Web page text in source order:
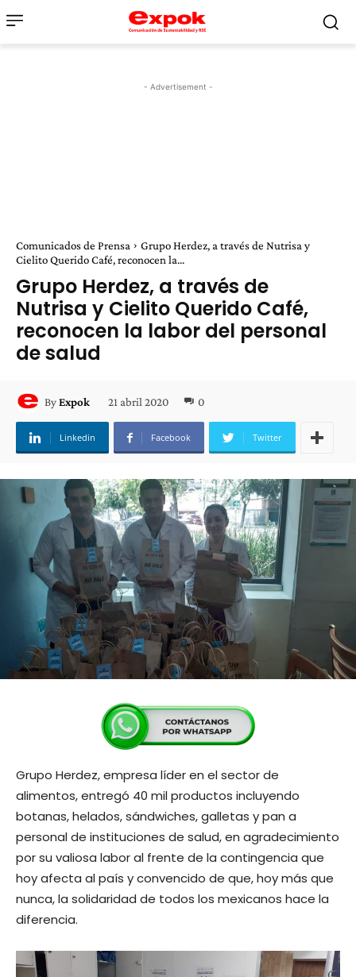
- Advertisement -
Comunicados de Prensa
Grupo Herdez, a través de Nutrisa y
Cielito Querido Café, reconocen la...
Grupo Herdez, a través de
Nutrisa y Cielito Querido Café,
reconocen la labor del personal
de salud
ByExpok 21 abril 2020 0
Linkedin Facebook Twitter
Grupo Herdez, empresa líder en el sector de
alimentos, entregó 40 mil productos incluyendo
botanas, helados, sándwiches, galletas y pan a
personal de instituciones de salud, en agradecimiento
por su valiosa labor al frente de la contingencia que
hoy afecta al país y convencido de que, hoy más que
nunca, la solidaridad de todos los mexicanos hace la
diferencia.